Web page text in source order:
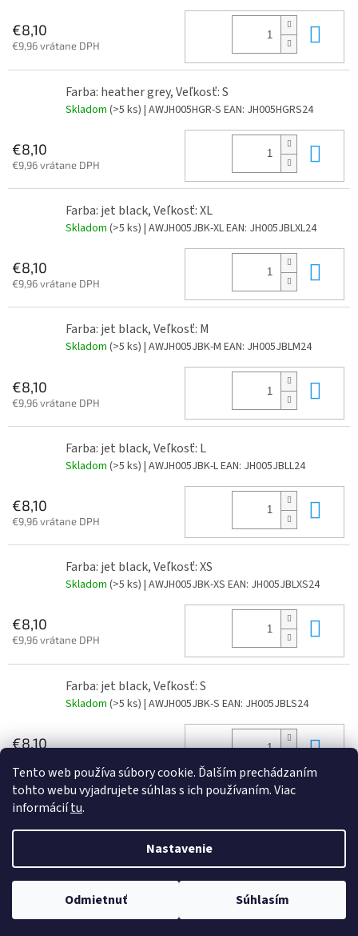
Tento web používa súbory cookie. Ďalším prechádzaním
tohto webu vyjadrujete súhlas s ich používaním. Viac
informáciítu.
Nastavenie
Odmietnuť Súhlasím
€8,10
€9,96 vrátane DPH
Farba: heather grey, Veľkosť: S
Skladom (>5 ks) | AWJH005HGR-S EAN: JH005HGRS24
€8,10
€9,96 vrátane DPH
Farba: jet black, Veľkosť: XL
Skladom (>5 ks) | AWJH005JBK-XLEAN: JH005JBLXL24
€8,10
€9,96 vrátane DPH
Farba: jet black, Veľkosť: M
Skladom (>5 ks) | AWJH005JBK-M EAN: JH005JBLM24
€8,10
€9,96 vrátane DPH
Farba: jet black, Veľkosť: L
Skladom (>5 ks) | AWJH005JBK-LEAN: JH005JBLL24
€8,10
€9,96 vrátane DPH
Farba: jet black, Veľkosť: XS
Skladom (>5 ks) | AWJH005JBK-XS EAN: JH005JBLXS24
€8,10
€9,96 vrátane DPH
Farba: jet black, Veľkosť: S
Skladom (>5 ks) | AWJH005JBK-S EAN: JH005JBLS24
€8,10 Do
Vytvoril Shoptet
Copyright 2026 . Všetky práva vyhradené.